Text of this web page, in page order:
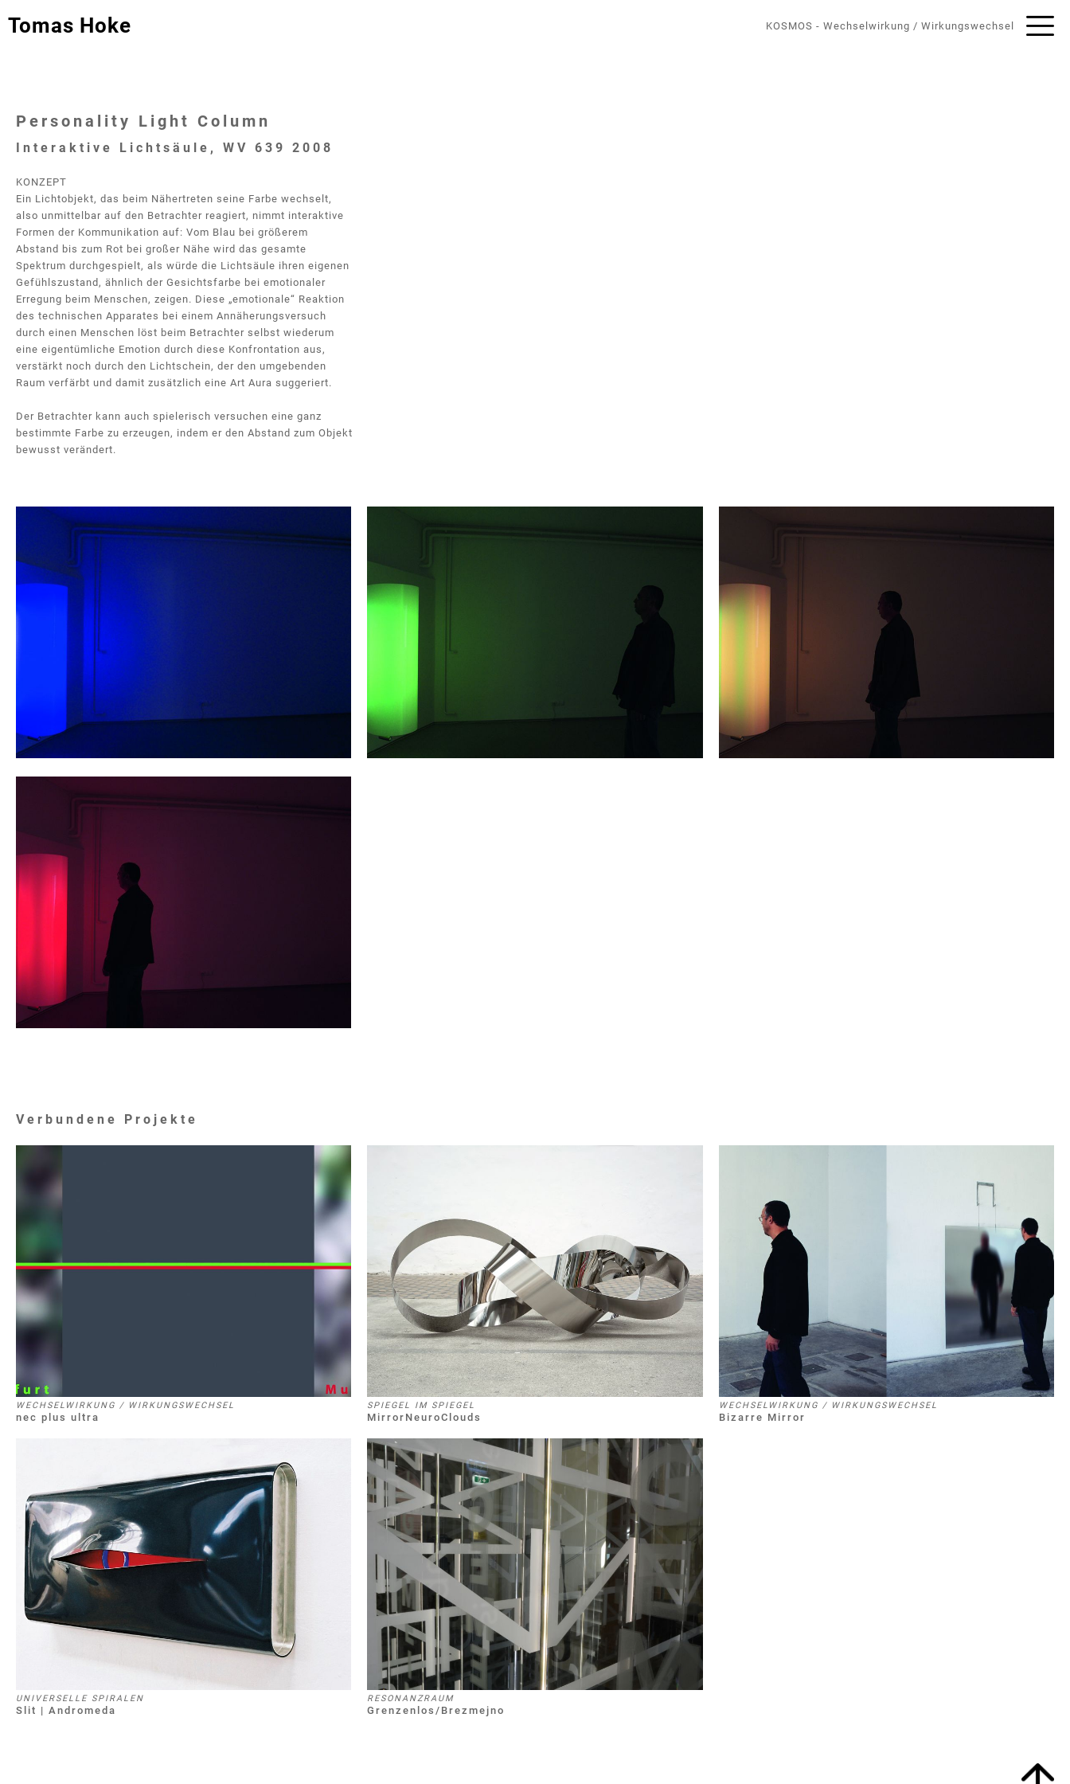
Tomas Hoke KOSMOS - Wechselwirkung / Wirkungswechsel
Personality Light Column
Interaktive Lichtsäule, WV 639 2008
KONZEPT
Ein Lichtobjekt, das beim Nähertreten seine Farbe wechselt,
also unmittelbar auf den Betrachter reagiert, nimmt interaktive
Formen der Kommunikation auf: Vom Blau bei größerem
Abstand bis zum Rot bei großer Nähe wird das gesamte
Spektrum durchgespielt, als würde die Lichtsäule ihren eigenen
Gefühlszustand, ähnlich der Gesichtsfarbe bei emotionaler
Erregung beim Menschen, zeigen. Diese „emotionale“ Reaktion
des technischen Apparates bei einem Annäherungsversuch
durch einen Menschen löst beim Betrachter selbst wiederum
eine eigentümliche Emotion durch diese Konfrontation aus,
verstärkt noch durch den Lichtschein, der den umgebenden
Raum verfärbt und damit zusätzlich eine Art Aura suggeriert.
Der Betrachter kann auch spielerisch versuchen eine ganz
bestimmte Farbe zu erzeugen, indem er den Abstand zum Objekt
bewusst verändert.
Verbundene Projekte
WECHSELWIRKUNG / WIRKUNGSWECHSEL
nec plus ultra
SPIEGEL IM SPIEGEL
MirrorNeuroClouds
WECHSELWIRKUNG / WIRKUNGSWECHSEL
Bizarre Mirror
UNIVERSELLE SPIRALEN
Slit | Andromeda
RESONANZRAUM
Grenzenlos/Brezmejno